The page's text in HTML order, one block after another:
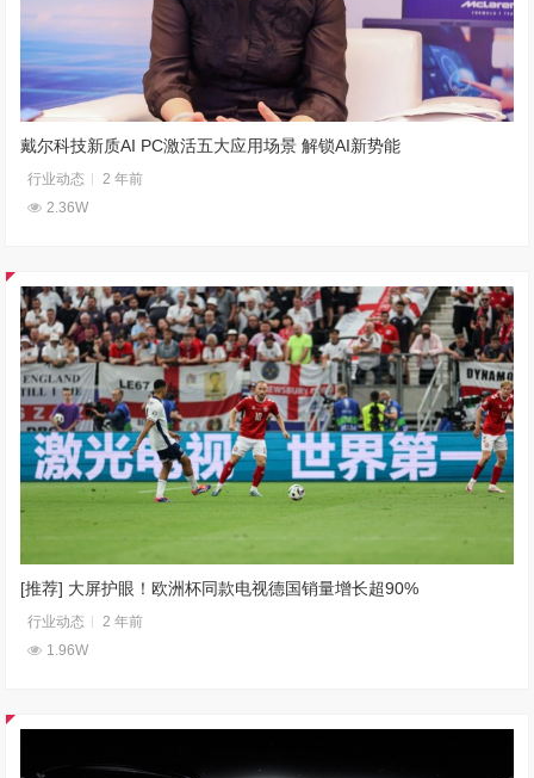
戴尔科技新质AI PC激活五大应用场景 解锁AI新势能
行业动态
2 年前
2.36W
[推荐] 大屏护眼！欧洲杯同款电视德国销量增长超90%
行业动态
2 年前
1.96W